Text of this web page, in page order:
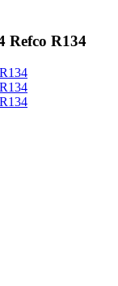
Refco R134